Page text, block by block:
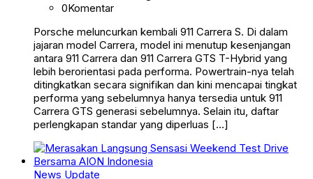
0Komentar
Porsche meluncurkan kembali 911 Carrera S. Di dalam
jajaran model Carrera, model ini menutup kesenjangan
antara 911 Carrera dan 911 Carrera GTS T-Hybrid yang
lebih berorientasi pada performa. Powertrain-nya telah
ditingkatkan secara signifikan dan kini mencapai tingkat
performa yang sebelumnya hanya tersedia untuk 911
Carrera GTS generasi sebelumnya. Selain itu, daftar
perlengkapan standar yang diperluas […]
News Update